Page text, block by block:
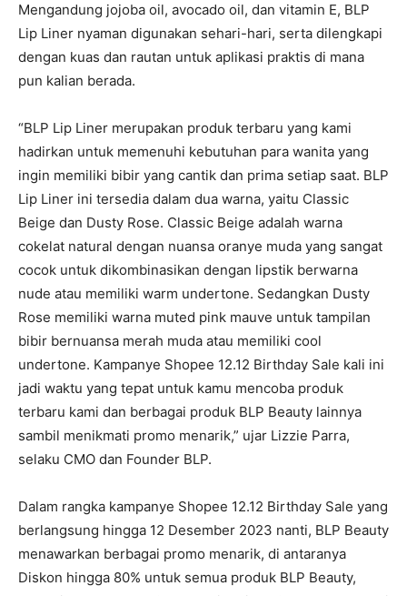
Mengandung jojoba oil, avocado oil, dan vitamin E, BLP
Lip Liner nyaman digunakan sehari-hari, serta dilengkapi
dengan kuas dan rautan untuk aplikasi praktis di mana
pun kalian berada.
“BLP Lip Liner merupakan produk terbaru yang kami
hadirkan untuk memenuhi kebutuhan para wanita yang
ingin memiliki bibir yang cantik dan prima setiap saat. BLP
Lip Liner ini tersedia dalam dua warna, yaitu Classic
Beige dan Dusty Rose. Classic Beige adalah warna
cokelat natural dengan nuansa oranye muda yang sangat
cocok untuk dikombinasikan dengan lipstik berwarna
nude atau memiliki warm undertone. Sedangkan Dusty
Rose memiliki warna muted pink mauve untuk tampilan
bibir bernuansa merah muda atau memiliki cool
undertone. Kampanye Shopee 12.12 Birthday Sale kali ini
jadi waktu yang tepat untuk kamu mencoba produk
terbaru kami dan berbagai produk BLP Beauty lainnya
sambil menikmati promo menarik,” ujar Lizzie Parra,
selaku CMO dan Founder BLP.
Dalam rangka kampanye Shopee 12.12 Birthday Sale yang
berlangsung hingga 12 Desember 2023 nanti, BLP Beauty
menawarkan berbagai promo menarik, di antaranya
Diskon hingga 80% untuk semua produk BLP Beauty,